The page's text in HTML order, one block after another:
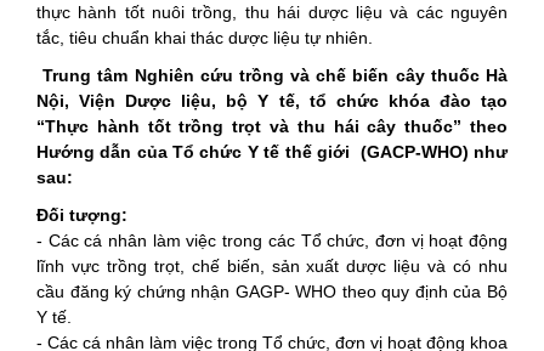
thực hành tốt nuôi trồng, thu hái dược liệu và các nguyên
tắc, tiêu chuẩn khai thác dược liệu tự nhiên.
Trung tâm Nghiên cứu trồng và chế biến cây thuốc Hà
Nội, Viện Dược liệu, bộ Y tế, tổ chức khóa đào tạo
“Thực hành tốt trồng trọt và thu hái cây thuốc” theo
Hướng dẫn của Tổ chức Y tế thế giới (GACP-WHO) như
sau:
Đối tượng:
- Các cá nhân làm việc trong các Tổ chức, đơn vị hoạt động
lĩnh vực trồng trọt, chế biến, sản xuất dược liệu và có nhu
cầu đăng ký chứng nhận GAGP- WHO theo quy định của Bộ
Y tế.
- Các cá nhân làm việc trong Tổ chức, đơn vị hoạt động khoa